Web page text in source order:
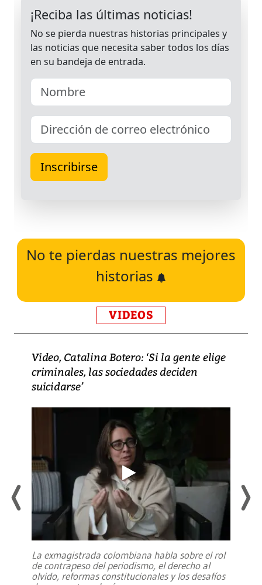
No te pierdas nuestras mejores
historias
VIDEOS
Video, Catalina Botero: ‘Si la gente elige
criminales, las sociedades deciden
suicidarse’
La exmagistrada colombiana habla sobre el rol
de contrapeso del periodismo, el derecho al
olvido, reformas constitucionales y los desafíos